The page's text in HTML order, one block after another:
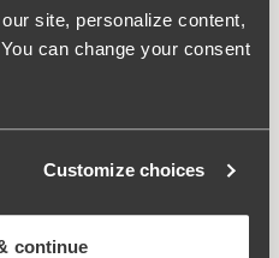
site, personalize content,
can change your consent
Customize choices
continue
Modellen har hög
för dig som vill ha en
håller sig på plats, glider
Det helsläta materialet
och fåll i benöppningarna
32 cm i storlek 38/40.